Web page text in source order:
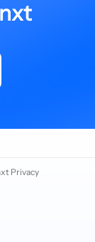
Privacy